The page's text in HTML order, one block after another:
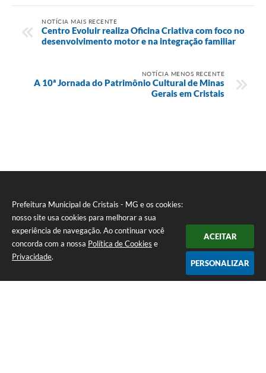
Prefeitura Municipal de Cristais - MG e os cookies:
nosso site usa cookies para melhorar a sua
experiência de navegação. Ao continuar você
concorda com a nossa Política de Cookies e
Privacidade.
ACEITAR
PERSONALIZAR
NOTÍCIA MAIS RECENTE
Centro Evoluir realiza Oficina Criativa com foco no
desenvolvimento motor e na integração familiar
NOTÍCIA MENOS RECENTE
A 10ª Jornada do Patrimônio Cultural de Minas
Gerais em Cristais